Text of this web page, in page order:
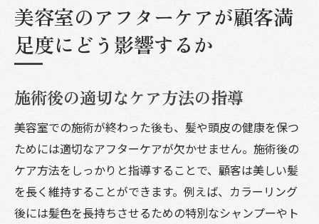
美容室のアフターケアが顧客満
足度にどう影響するか
施術後の適切なケア方法の指導
美容室での施術が終わった後も、髪や頭皮の健康を保つ
ためには適切なアフターケアが欠かせません。施術後の
ケア方法をしっかりと指導することで、顧客は美しい髪
を長く維持することができます。例えば、カラーリング
後には髪色を長持ちさせるための特別なシャンプーやト